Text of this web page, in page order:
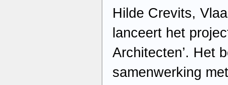
Hilde Crevits,
lanceert het
Architecten’. Het
samenwerking